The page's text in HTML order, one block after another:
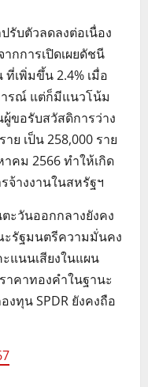
รับตัวลดลงต่อเนื่อง
กการเปิดเผยดัชนี
ที่เพิ่มขึ้น 2.4% เมื่อ
ารณ์ แต่ก็มีแนวโน้ม
ขอรับสวัสดิการว่าง
ย เป็น 258,000 ราย
คม 2566 ทำให้เกิด
จ้างงานในสหรัฐฯ
ะวันออกกลางยังคง
ะรัฐมนตรีความมั่นคง
แนนเสียงในแผน
คาทองคำในฐานะ
ทุน SPDR ยังคงถือ